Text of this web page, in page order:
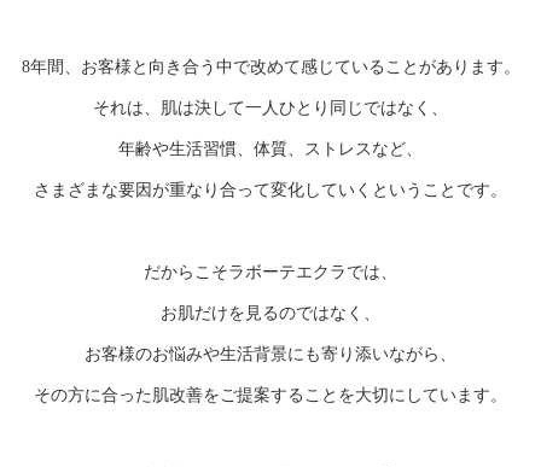
8年間、お客様と向き合う中で改めて感じていることがあります。
それは、肌は決して一人ひとり同じではなく、
年齢や生活習慣、体質、ストレスなど、
さまざまな要因が重なり合って変化していくということです。
だからこそラボーテエクラでは、
お肌だけを見るのではなく、
お客様のお悩みや生活背景にも寄り添いながら、
その方に合った肌改善をご提案することを大切にしています。